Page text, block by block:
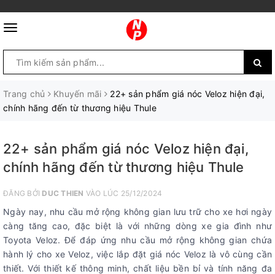
Trang chủ Khuyến mãi
22+ sản phẩm giá nóc Veloz hiện đại,
chính hãng đến từ thương hiệu Thule
22+ sản phẩm giá nóc Veloz hiện đại,
chính hãng đến từ thương hiệu Thule
ĐĂNG BỞI DUC THIEN VÀO LÚC 25/12/2024
Ngày nay, nhu cầu mở rộng không gian lưu trữ cho xe hơi ngày
càng tăng cao, đặc biệt là với những dòng xe gia đình như
Toyota Veloz. Để đáp ứng nhu cầu mở rộng không gian chứa
hành lý cho xe Veloz, việc lắp đặt giá nóc Veloz là vô cùng cần
thiết. Với thiết kế thông minh, chất liệu bền bỉ và tính năng đa